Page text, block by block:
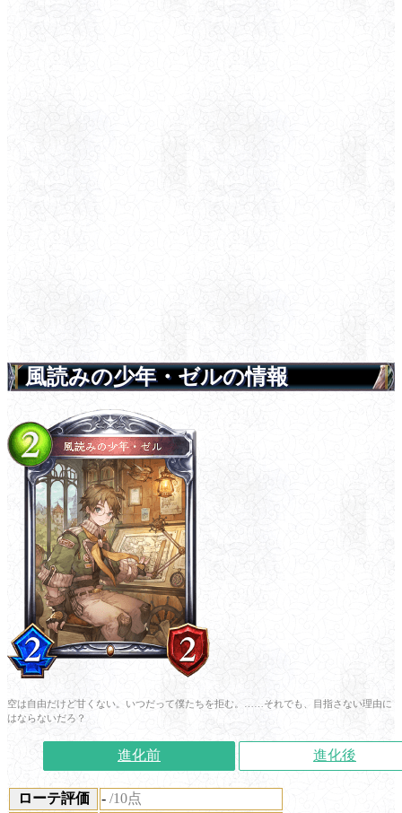
風読みの少年・ゼルの情報
空は自由だけど甘くない。いつだって僕たちを拒む。……それでも、目指さない理由に
はならないだろ？
進化前 進化後
ローテ評価 - /10点